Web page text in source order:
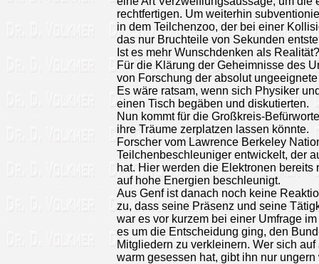
rechtfertigen. Um weiterhin
in dem Teilchenzoo, der bei einer
das nur Bruchteile von Sekunden
Ist es mehr Wunschdenken als Realität?
Für die Klärung der Geheimnisse des
von Forschung der absolut
Es wäre ratsam, wenn sich Physiker
einen Tisch begäben und diskutierten.
Nun kommt für die Großkreis-
ihre Träume zerplatzen lassen könnte.
Forscher vom Lawrence Berkeley
Teilchenbeschleuniger entwickelt, der
hat. Hier werden die Elektronen
auf hohe Energien beschleunigt.
Aus Genf ist danach noch keine
zu, dass seine Präsenz und seine
war es vor kurzem bei einer Umfrage
es um die Entscheidung ging, den
Mitgliedern zu verkleinern. Wer sich
warm gesessen hat, gibt ihn nur ungern